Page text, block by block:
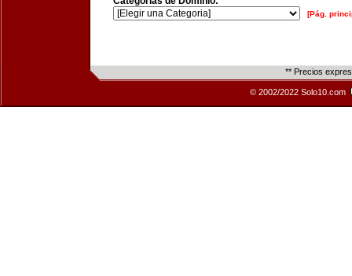
[Pág.
** Precios
© 2002/2022 Solo10.com